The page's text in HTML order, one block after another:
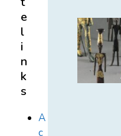
e
l
i
n
k
s
A
c